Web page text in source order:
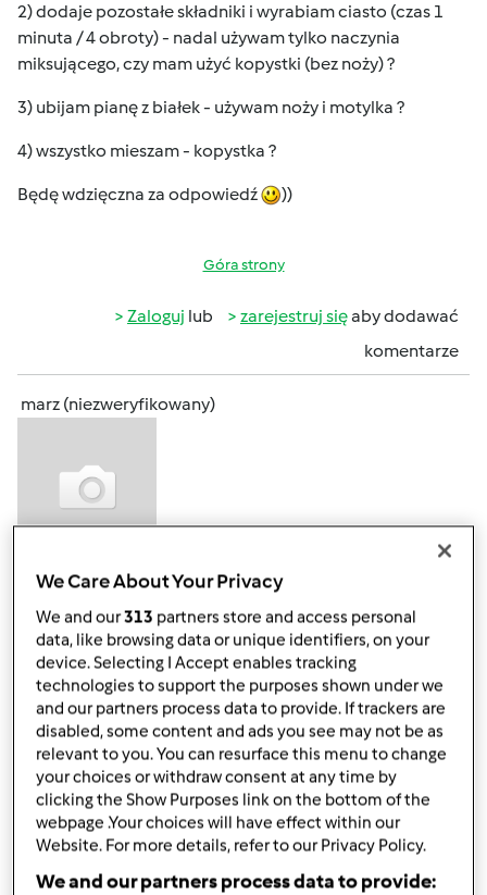
2) dodaje pozostałe składniki i wyrabiam ciasto (czas 1
minuta / 4 obroty) - nadal używam tylko naczynia
miksującego, czy mam użyć kopystki (bez noży) ?
3) ubijam pianę z białek - używam noży i motylka ?
4) wszystko mieszam - kopystka ?
Będę wdzięczna za odpowiedź ))
Góra strony
Zaloguj lub zarejestruj sięaby dodawać
komentarze
marz (niezweryfikowany)
pon., 12/14/2015 - 17:53
o ja też poprosze o takie praktyczne wskazówki, może mój
Bimby bedzie jutro już.
Góra strony
Zaloguj lub zarejestruj sięaby dodawać
komentarze
Hanna Gręda Dołączył : 24.08.2012
We Care About Your Privacy
We and our313 partners store and access personal
data, like browsing data or unique identifiers, on your
device. Selecting I Accept enables tracking
technologies to support the purposes shown under we
and our partners process data to provide. If trackers are
disabled, some content and ads you see may not be as
relevant to you. You can resurface this menu to change
your choices or withdraw consent at any time by
clicking the Show Purposes link on the bottom of the
webpage .Your choices will have effect within our
Website. For more details, refer to our Privacy Policy.
We and our partners process data to provide: